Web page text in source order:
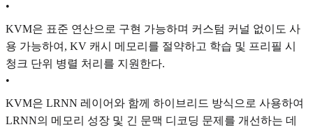
•
KVM은 표준 연산으로 구현 가능하며 커스텀 커널 없이도 사
용 가능하여, KV 캐시 메모리를 절약하고 학습 및 프리필 시
청크 단위 병렬 처리를 지원한다.
•
KVM은 LRNN 레이어와 함께 하이브리드 방식으로 사용하여
LRNN의 메모리 성장 및 긴 문맥 디코딩 문제를 개선하는 데